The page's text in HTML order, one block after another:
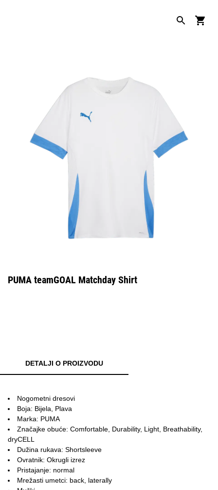
PUMA teamGOAL Matchday Shirt
DETALJI O PROIZVODU
Nogometni dresovi
Boja: Bijela, Plava
Marka: PUMA
Značajke obuće: Comfortable, Durability, Light, Breathability,
dryCELL
Dužina rukava: Shortsleeve
Ovratnik: Okrugli izrez
Pristajanje: normal
Mrežasti umetci: back, laterally